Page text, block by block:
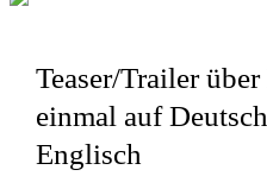
Teaser/Trailer
einmal auf
Englisch